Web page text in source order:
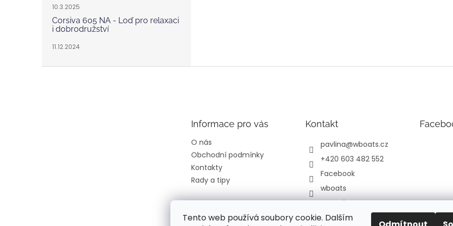
Tento web používá soubory cookie. Dalším
10.3.2025
Corsiva 605 NA - Loď pro relaxaci
i dobrodružství
11.12.2024
Informace pro vás
O nás
Obchodní podmínky
Kontakty
Rady a tipy
Kontakt
pavlina@wboats.cz
+420 603 482 552
Facebook
wboats
YouTube